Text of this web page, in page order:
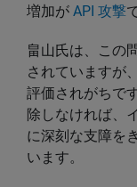
増加が API 攻撃
畠山氏は、この
されていますが
評価されがちで
除しなければ、
に深刻な支障を
います。